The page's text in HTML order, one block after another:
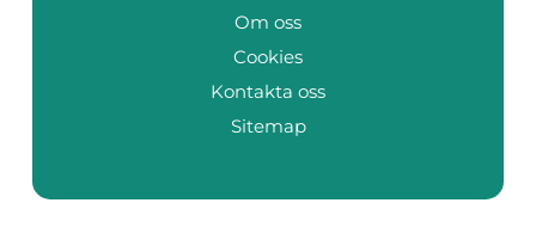
Om oss
Cookies
Kontakta oss
Sitemap